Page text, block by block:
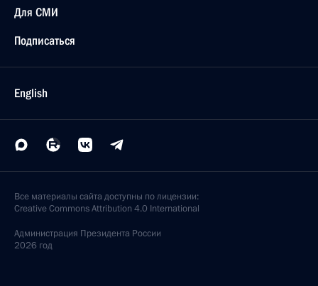
Для СМИ
Подписаться
English
Все материалы сайта доступны по лицензии:
Creative Commons Attribution 4.0 International
Администрация Президента России
2026 год